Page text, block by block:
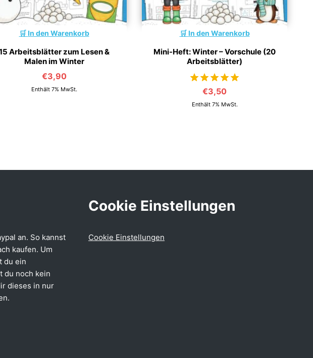
In den Warenkorb
Arbeitsblätter zum Lesen &
Malen im Winter
€3,90
Enthält 7% MwSt.
In den Warenkorb
Mini-Heft: Winter – Vorschule (20
Arbeitsblätter)
von 5
€3,50
Enthält 7% MwSt.
an. So kannst
kaufen. Um
du ein
du noch kein
dieses in nur
Cookie Einstellungen
Cookie Einstellungen